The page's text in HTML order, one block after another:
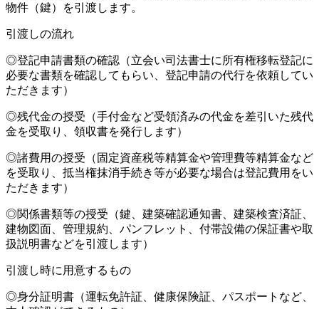
物件（鍵）を引渡します。
引渡しの流れ
◎登記申請書類の確認（立会い司法書士に所有権移転登記に
必要な書類を確認してもらい、登記申請の代行を依頼してい
ただきます）
◎残代金の授受（手付金など受領済みの代金を差引いた残代
金を受取り、領収書を発行します）
◎諸費用の授受（固定資産税等精算金や管理費等精算金など
を受取り、抵当権抹消手続き等が必要な場合は登記費用をい
ただきます）
◎関係書類等の授受（鍵、建築確認通知書、建築検査済証、
建物図面、管理規約、パンフレット、付帯設備の保証書や取
扱説明書などを引渡します）
引渡し時に用意するもの
◎身分証明書（運転免許証、健康保険証、パスポートなど、